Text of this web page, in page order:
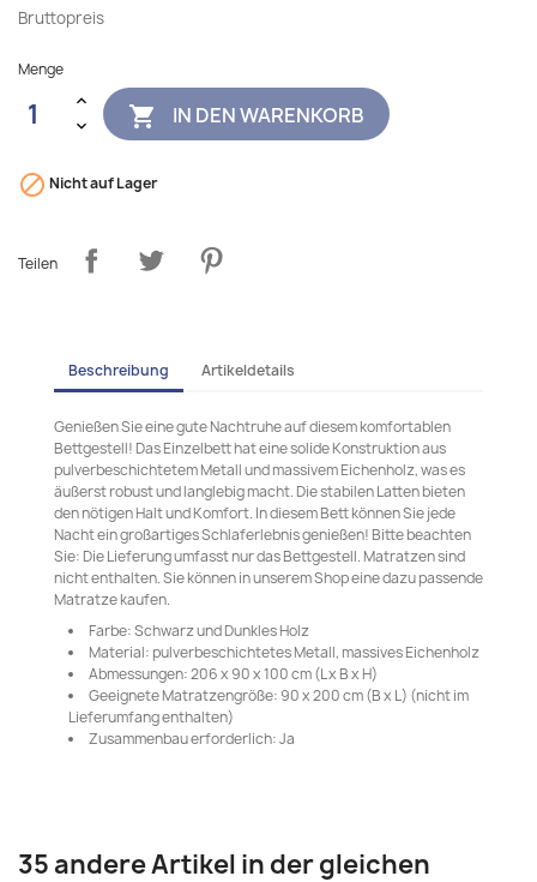
Bruttopreis
Menge
 IN DEN WARENKORB
 Nicht auf Lager
Teilen
Beschreibung Artikeldetails
Genießen Sie eine gute Nachtruhe auf diesem komfortablen
Bettgestell! Das Einzelbett hat eine solide Konstruktion aus
pulverbeschichtetem Metall und massivem Eichenholz, was es
äußerst robust und langlebig macht. Die stabilen Latten bieten
den nötigen Halt und Komfort. In diesem Bett können Sie jede
Nacht ein großartiges Schlaferlebnis genießen! Bitte beachten
Sie: Die Lieferung umfasst nur das Bettgestell. Matratzen sind
nicht enthalten. Sie können in unserem Shop eine dazu passende
Matratze kaufen.
Farbe: Schwarz und Dunkles Holz
Material: pulverbeschichtetes Metall, massives Eichenholz
Abmessungen: 206 x 90 x 100 cm (L x B x H)
Geeignete Matratzengröße: 90 x 200 cm (B x L) (nicht im
Lieferumfang enthalten)
Zusammenbau erforderlich: Ja
35 andere Artikel in der gleichen